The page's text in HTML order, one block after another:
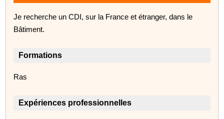
Je recherche un CDI, sur la France et étranger, dans le
Bâtiment.
Formations
Ras
Expériences professionnelles